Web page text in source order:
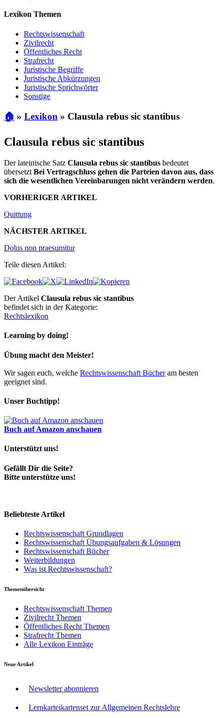
Lexikon Themen
Rechtswissenschaft
Zivilrecht
Öffentliches Recht
Strafrecht
Juristische Begriffe
Juristische Abkürzungen
Juristische Sprichwörter
Sonstige
🏠 » Lexikon » Clausula rebus sic stantibus
Clausula rebus sic stantibus
Der lateinische Satz Clausula rebus sic stantibus bedeutet
übersetzt Bei Vertragschluss gehen die Parteien davon aus, dass
sich die wesentlichen Vereinbarungen nicht verändern werden.
VORHERIGER ARTIKEL
Quittung
NÄCHSTER ARTIKEL
Dolus non praesumitur
Teile diesen Artikel:
Der Artikel Clausula rebus sic stantibus
befindet sich in der Kategorie:
Rechtslexikon
Learning by doing!
Übung macht den Meister!
Wir sagen euch, welche Rechtswissenschaft Bücheram besten
geeignet sind.
Unser Buchtipp!
Buch auf Amazon anschauen
Unterstützt uns!
Gefällt Dir die Seite?
Bitte unterstütze uns!
Beliebteste Artikel
Rechtswissenschaft Grundlagen
Rechtswissenschaft Übungsaufgaben & Lösungen
Rechtswissenschaft Bücher
Weiterbildungen
Was ist Rechtswissenschaft?
Themenübersicht
Rechtswissenschaft Themen
Zivilrecht Themen
Öffentliches Recht Themen
Strafrecht Themen
Alle Lexikon Einträge
Neue Artikel
Newsletter abonnieren
Lernkarteikartenset zur Allgemeinen Rechtslehre